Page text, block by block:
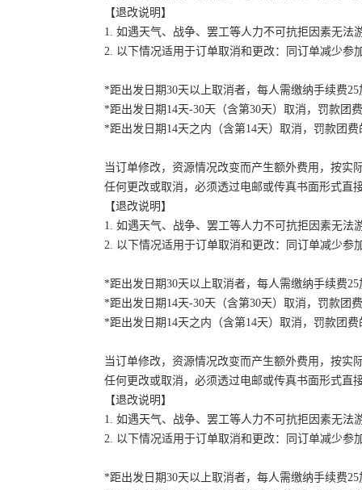
【退改说明】
1. 如遇天气、战争、罢工等人力不可抗拒因素无
2. 以下情况适用于订单取消和更改：同订单减少
*距出发日期30天以上取消者，每人需缴纳手续费
*距出发日期14天-30天（含第30天）取消，罚款团
*距出发日期14天之内（含第14天）取消，罚款团费
当订单修改，资源情况改变而产生额外费用，按实
任何更改或取消，必须透过电邮或传真书面形式直
【退改说明】
1. 如遇天气、战争、罢工等人力不可抗拒因素无
2. 以下情况适用于订单取消和更改：同订单减少
*距出发日期30天以上取消者，每人需缴纳手续费
*距出发日期14天-30天（含第30天）取消，罚款团
*距出发日期14天之内（含第14天）取消，罚款团费
当订单修改，资源情况改变而产生额外费用，按实
任何更改或取消，必须透过电邮或传真书面形式直
【退改说明】
1. 如遇天气、战争、罢工等人力不可抗拒因素无
2. 以下情况适用于订单取消和更改：同订单减少
*距出发日期30天以上取消者，每人需缴纳手续费